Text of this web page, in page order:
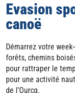
Evasion
canoë
Démarrez votre
forêts, chemins
pour rattraper le
pour une activité
de l’Ourcq.